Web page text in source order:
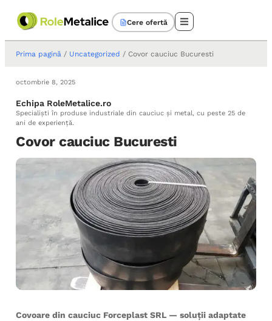
Cere ofertă
Prima pagină / Uncategorized / Covor cauciuc Bucuresti
octombrie 8, 2025
Echipa RoleMetalice.ro
Specialiști în produse industriale din cauciuc și metal, cu peste 25 de
ani de experiență.
Covor cauciuc Bucuresti
Covoare din cauciuc Forceplast SRL — soluţii adaptate